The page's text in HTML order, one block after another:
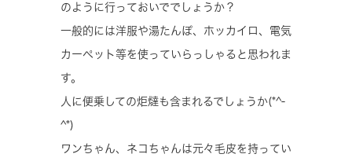
のように行っておいででしょうか？
一般的には洋服や湯たんぽ、ホッカイロ、電気
カーペット等を使っていらっしゃると思われま
す。
人に便乗しての炬燵も含まれるでしょうか(*^-
^*)
ワンちゃん、ネコちゃんは元々毛皮を持ってい